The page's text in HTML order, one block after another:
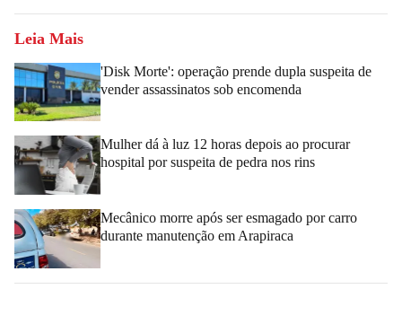
Leia Mais
'Disk Morte': operação prende dupla suspeita de
vender assassinatos sob encomenda
Mulher dá à luz 12 horas depois ao procurar
hospital por suspeita de pedra nos rins
Mecânico morre após ser esmagado por carro
durante manutenção em Arapiraca